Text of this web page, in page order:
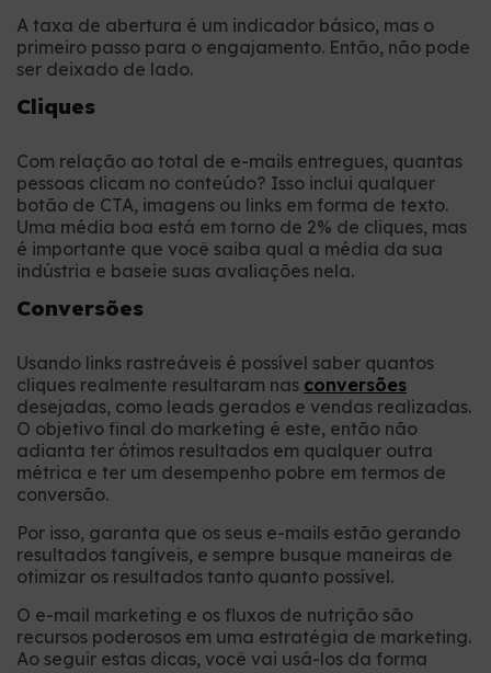
A taxa de abertura é um indicador básico, mas o
primeiro passo para o engajamento. Então, não pode
ser deixado de lado.
Cliques
Com relação ao total de e-mails entregues, quantas
pessoas clicam no conteúdo? Isso inclui qualquer
botão de CTA, imagens ou links em forma de texto.
Uma média boa está em torno de 2% de cliques, mas
é importante que você saiba qual a média da sua
indústria e baseie suas avaliações nela.
Conversões
Usando links rastreáveis é possível saber quantos
cliques realmente resultaram nas conversões
desejadas, como leads gerados e vendas realizadas.
O objetivo final do marketing é este, então não
adianta ter ótimos resultados em qualquer outra
métrica e ter um desempenho pobre em termos de
conversão.
Por isso, garanta que os seus e-mails estão gerando
resultados tangíveis, e sempre busque maneiras de
otimizar os resultados tanto quanto possível.
O e-mail marketing e os fluxos de nutrição são
recursos poderosos em uma estratégia de marketing.
Ao seguir estas dicas, você vai usá-los da forma